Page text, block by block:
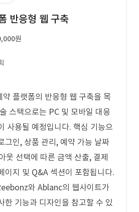
반응형 웹 구축
원
플랫폼의 반응형 웹 구축을 목
스택으로는 PC 및 모바일 대응
사용될 예정입니다. 핵심 기능으
그인, 상품 관리, 예약 가능 날짜
웃 선택에 따른 금액 산출, 결제
이지 및 Q&A 섹션이 포함됩니다.
와 Ablanc의 웹사이트가
한 기능과 디자인을 참고할 수 있